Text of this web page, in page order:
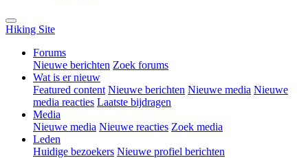
Hiking Site
Forums
Nieuwe berichten Zoek forums
Wat is er nieuw
Featured content Nieuwe berichten Nieuwe media Nieuwe
media reacties Laatste bijdragen
Media
Nieuwe media Nieuwe reacties Zoek media
Leden
Huidige bezoekers Nieuwe profiel berichten